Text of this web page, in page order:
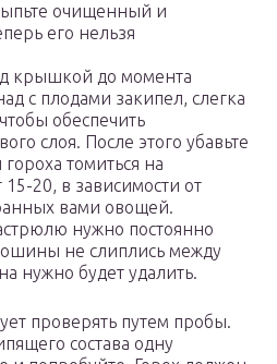
очищенный и
его нельзя
крышкой до момента
с плодами закипел, слегка
обеспечить
слоя. После этого убавьте
томиться на
20, в зависимости от
вами овощей.
нужно постоянно
не слиплись между
нужно будет удалить.
проверять путем пробы.
состава одну